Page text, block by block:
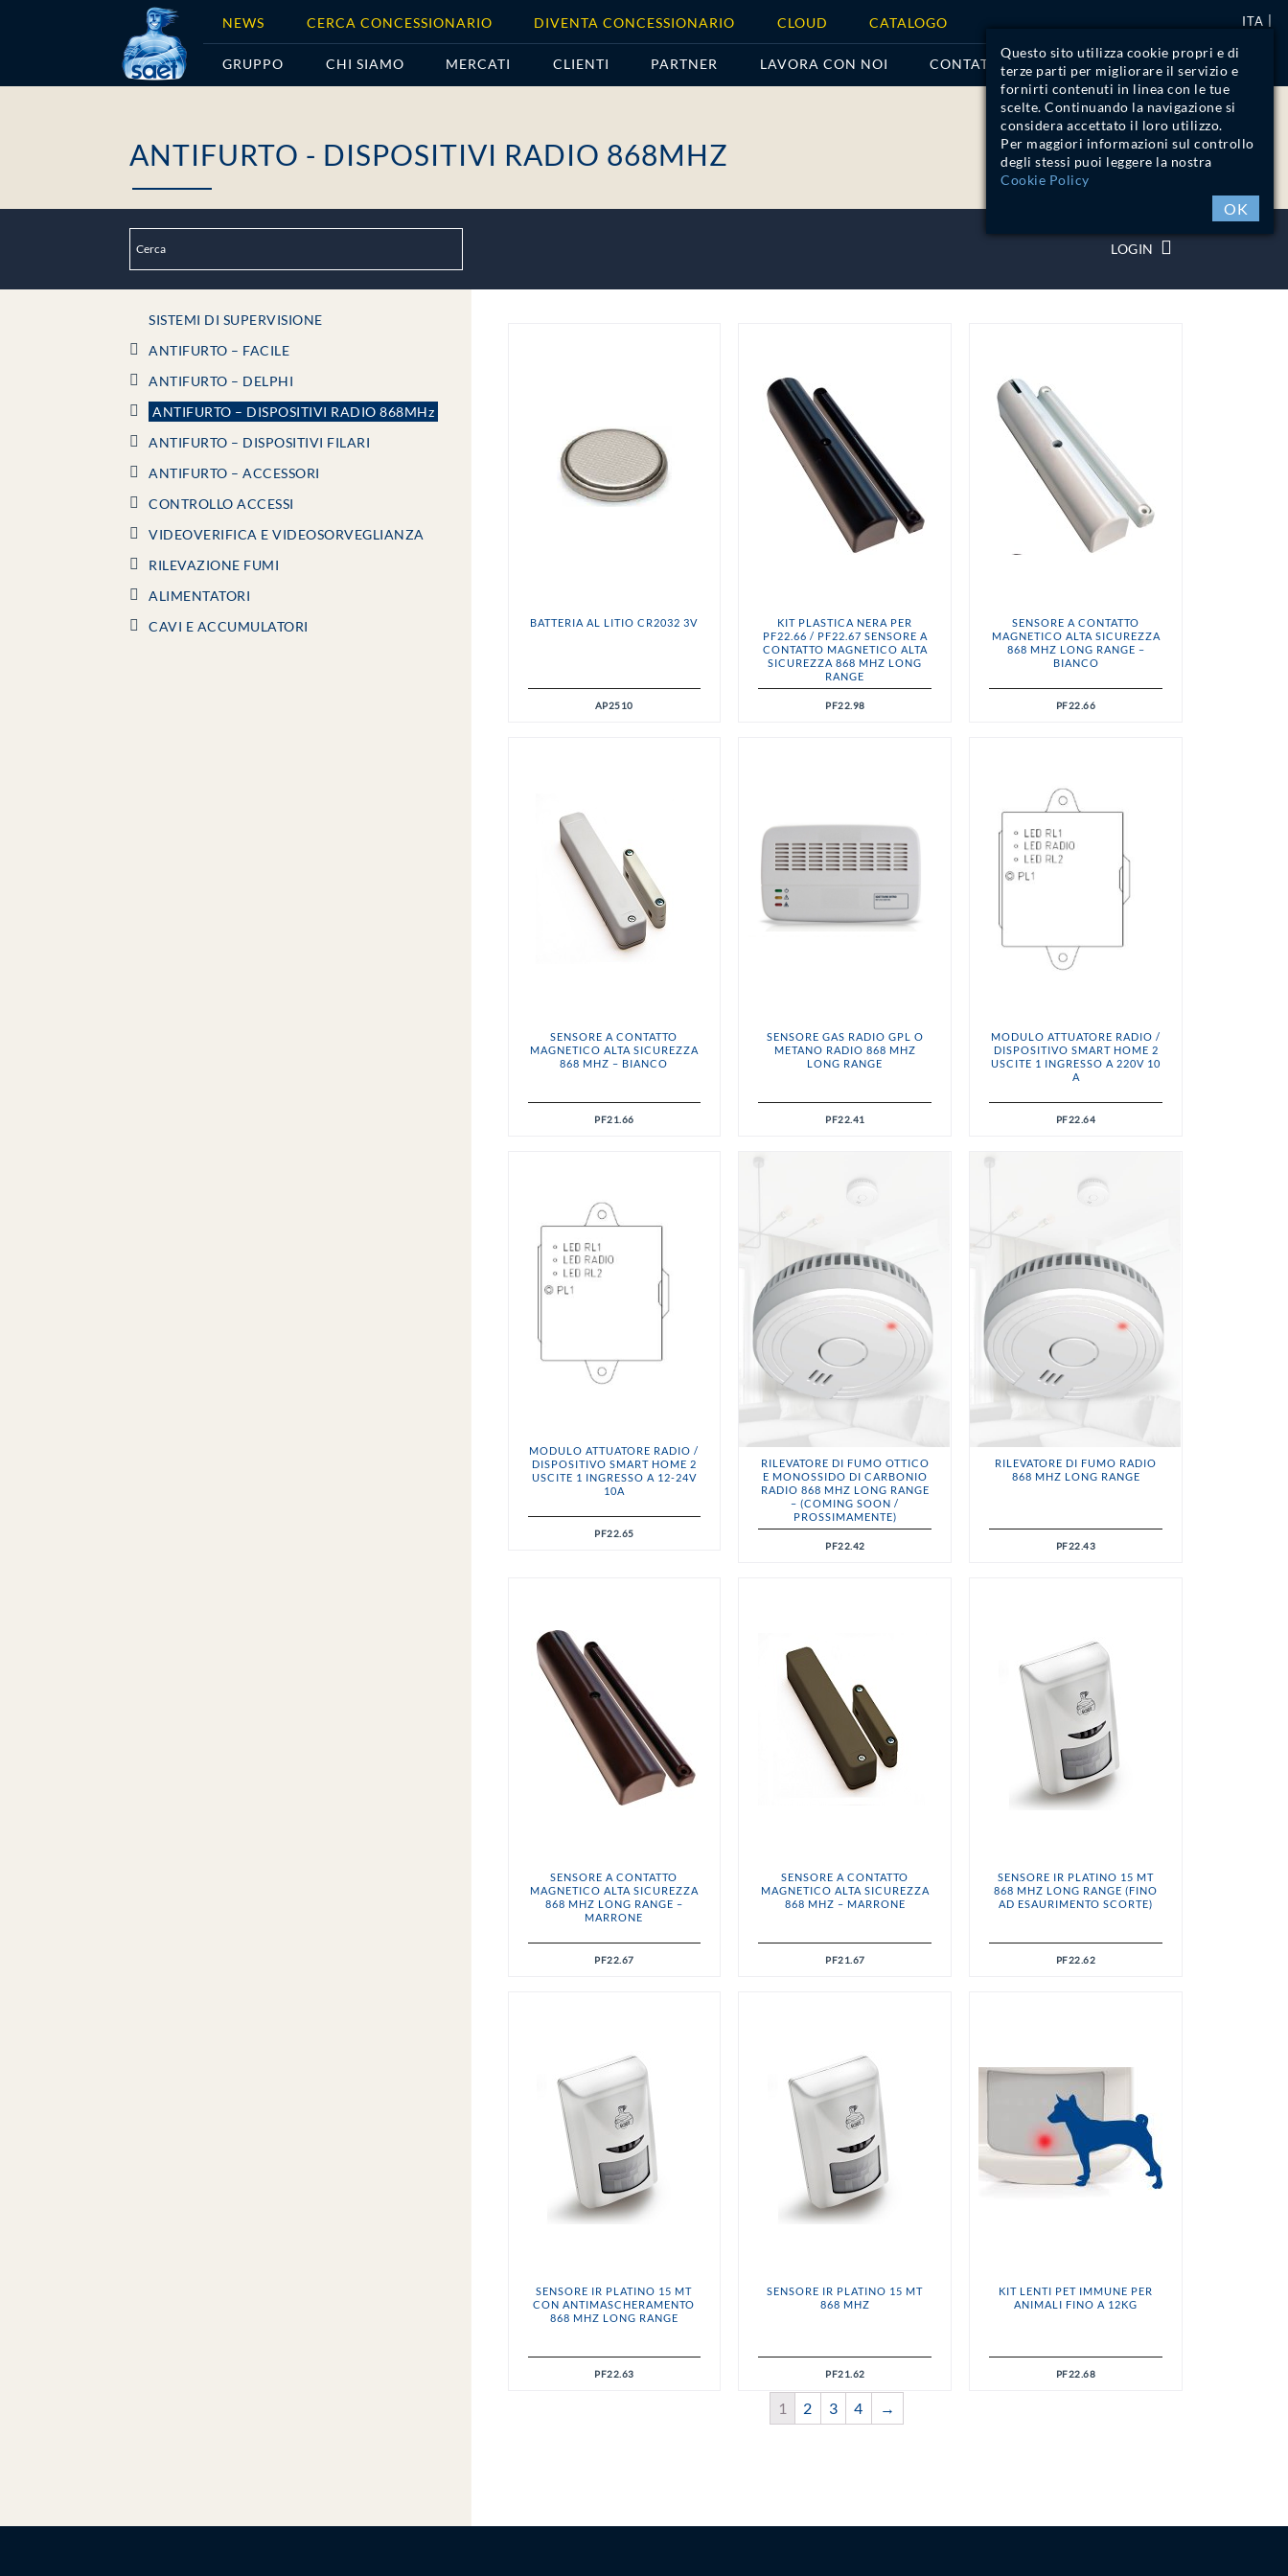
Questo sito utilizza cookie propri e di
terze parti per migliorare il servizio e
fornirti contenuti in linea con le tue
scelte. Continuando la navigazione si
considera accettato il loro utilizzo.
Per maggiori informazioni sul controllo
degli stessi puoi leggere la nostra
Cookie Policy
OK
ITA
NEWS CERCA CONCESSIONARIO DIVENTA CONCESSIONARIO CLOUD CATALOGO
GRUPPO CHI SIAMO MERCATI CLIENTI PARTNER LAVORA CON NOI CONTATTI
/ ANTIFURTO - DISPOSITIVI RADIO 868MHz
ANTIFURTO - DISPOSITIVI RADIO 868MHZ
LOGIN
SISTEMI DI SUPERVISIONE
ANTIFURTO – FACILE
ANTIFURTO – DELPHI
ANTIFURTO – DISPOSITIVI RADIO 868MHz
ANTIFURTO – DISPOSITIVI FILARI
ANTIFURTO – ACCESSORI
CONTROLLO ACCESSI
VIDEOVERIFICA E VIDEOSORVEGLIANZA
RILEVAZIONE FUMI
ALIMENTATORI
CAVI E ACCUMULATORI
BATTERIA AL LITIO CR2032 3V
AP2510
KIT PLASTICA NERA PER
PF22.66 / PF22.67 SENSORE A
CONTATTO MAGNETICO ALTA
SICUREZZA 868 MHZ LONG
RANGE
PF22.98
SENSORE A CONTATTO
MAGNETICO ALTA SICUREZZA
868 MHZ LONG RANGE –
BIANCO
PF22.66
SENSORE A CONTATTO
MAGNETICO ALTA SICUREZZA
868 MHZ – BIANCO
PF21.66
SENSORE GAS RADIO GPL O
METANO RADIO 868 MHZ
LONG RANGE
PF22.41
MODULO ATTUATORE RADIO /
DISPOSITIVO SMART HOME 2
USCITE 1 INGRESSO A 220V 10
A
PF22.64
MODULO ATTUATORE RADIO /
DISPOSITIVO SMART HOME 2
USCITE 1 INGRESSO A 12-24V
10A
PF22.65
RILEVATORE DI FUMO OTTICO
E MONOSSIDO DI CARBONIO
RADIO 868 MHZ LONG RANGE
– (COMING SOON /
PROSSIMAMENTE)
PF22.42
RILEVATORE DI FUMO RADIO
868 MHZ LONG RANGE
PF22.43
SENSORE A CONTATTO
MAGNETICO ALTA SICUREZZA
868 MHZ LONG RANGE –
MARRONE
PF22.67
SENSORE A CONTATTO
MAGNETICO ALTA SICUREZZA
868 MHZ – MARRONE
PF21.67
SENSORE IR PLATINO 15 MT
868 MHZ LONG RANGE (FINO
AD ESAURIMENTO SCORTE)
PF22.62
SENSORE IR PLATINO 15 MT
CON ANTIMASCHERAMENTO
868 MHZ LONG RANGE
PF22.63
SENSORE IR PLATINO 15 MT
868 MHZ
PF21.62
KIT LENTI PET IMMUNE PER
ANIMALI FINO A 12KG
PF22.68
1 2 3 4 →